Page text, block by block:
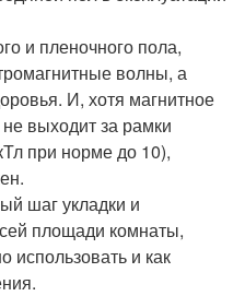
и пленочного пола,
волны, а
И, хотя магнитное
выходит за рамки
при норме до 10),
шаг укладки и
площади комнаты,
и как